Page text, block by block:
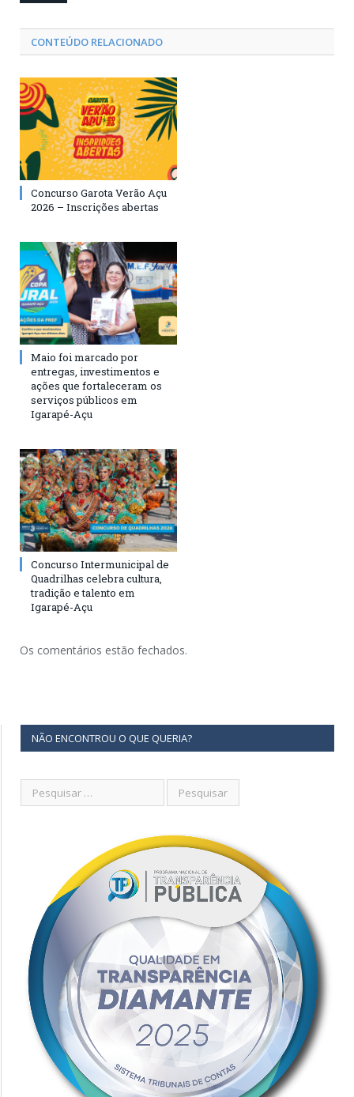
CONTEÚDO RELACIONADO
Concurso Garota Verão Açu
2026 – Inscrições abertas
Maio foi marcado por
entregas, investimentos e
ações que fortaleceram os
serviços públicos em
Igarapé-Açu
Concurso Intermunicipal de
Quadrilhas celebra cultura,
tradição e talento em
Igarapé-Açu
Os comentários estão fechados.
NÃO ENCONTROU O QUE QUERIA?